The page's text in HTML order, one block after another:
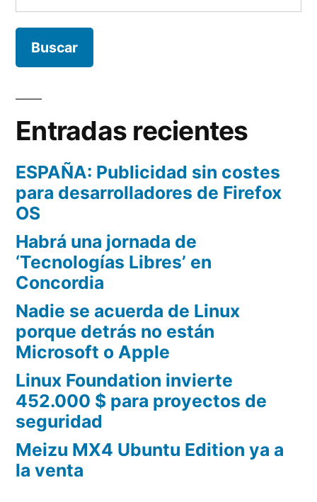
Entradas recientes
ESPAÑA: Publicidad sin costes
para desarrolladores de Firefox
OS
Habrá una jornada de
‘Tecnologías Libres’ en
Concordia
Nadie se acuerda de Linux
porque detrás no están
Microsoft o Apple
Linux Foundation invierte
452.000 $ para proyectos de
seguridad
Meizu MX4 Ubuntu Edition ya a
la venta